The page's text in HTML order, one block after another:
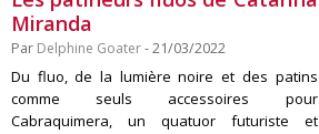
Miranda
Par Delphine Goater- 21/03/2022
Du fluo, de la lumière noire et des patins
comme seuls accessoires pour
Cabraquimera, un quatuor futuriste et